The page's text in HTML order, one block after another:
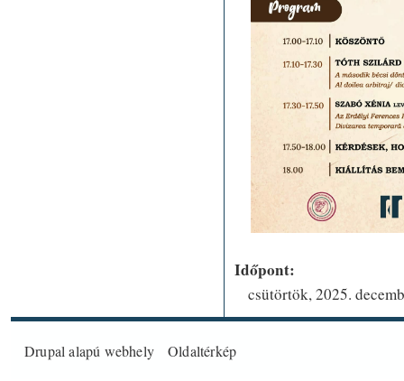
Időpont:
csütörtök, 2025.
Drupal alapú webhely Oldaltérkép